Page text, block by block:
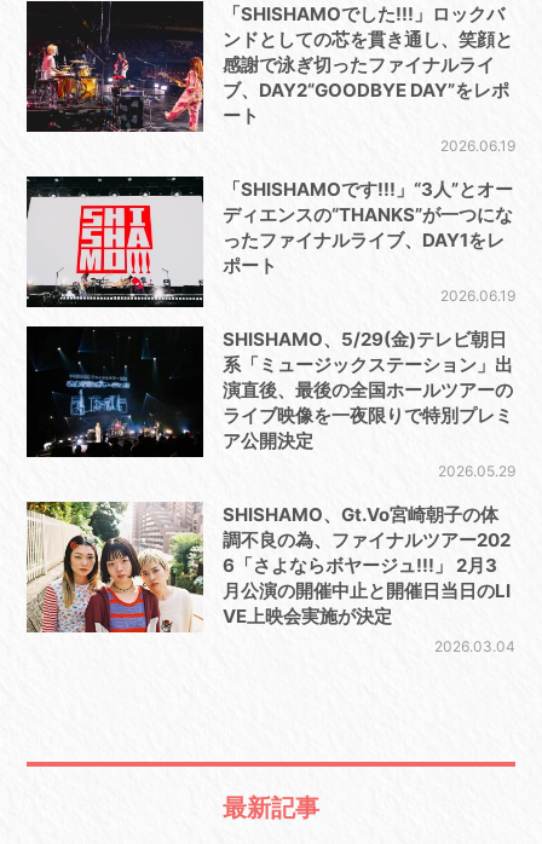
「SHISHAMOでした!!!」ロックバ
ンドとしての芯を貫き通し、笑顔と
感謝で泳ぎ切ったファイナルライ
ブ、DAY2“GOODBYE DAY”をレポ
ート
2026.06.19
「SHISHAMOです!!!」“3人”とオー
ディエンスの“THANKS”が一つにな
ったファイナルライブ、DAY1をレ
ポート
2026.06.19
SHISHAMO、5/29(金)テレビ朝日
系「ミュージックステーション」出
演直後、最後の全国ホールツアーの
ライブ映像を一夜限りで特別プレミ
ア公開決定
2026.05.29
SHISHAMO、Gt.Vo宮崎朝子の体
調不良の為、ファイナルツアー202
6「さよならボヤージュ!!!」 2月3
月公演の開催中止と開催日当日のLI
VE上映会実施が決定
2026.03.04
最新記事